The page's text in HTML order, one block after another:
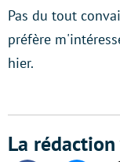
Pas du tout
préfère
hier.
La